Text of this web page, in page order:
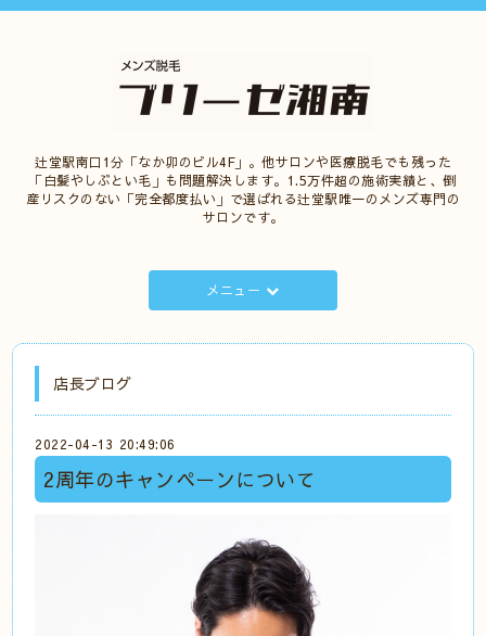
辻堂駅南口1分「なか卯のビル4F」。他サロンや医療脱毛でも残った
「白髪やしぶとい毛」も問題解決します。1.5万件超の施術実績と、倒
産リスクのない「完全都度払い」で選ばれる辻堂駅唯一のメンズ専門の
サロンです。
メニュー
店長ブログ
2022-04-13 20:49:06
2周年のキャンペーンについて